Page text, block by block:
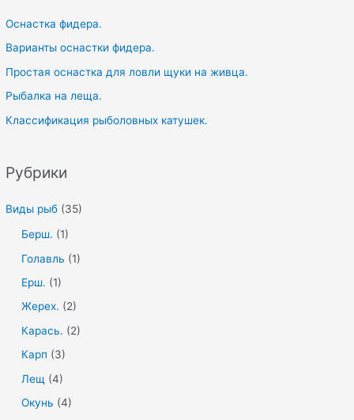
Оснастка фидера.
Варианты оснастки фидера.
Простая оснастка для ловли щуки на живца.
Рыбалка на леща.
Классификация рыболовных катушек.
Рубрики
Виды рыб (35)
Берш. (1)
Голавль (1)
Ерш. (1)
Жерех. (2)
Карась. (2)
Карп (3)
Лещ (4)
Окунь (4)